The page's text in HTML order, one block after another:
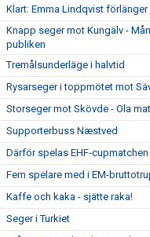
Klart: Emma Lindqvist förlänger
Knapp seger mot Kungälv -
publiken
Tremålsunderläge i halvtid
Rysarseger i toppmötet mot
Storseger mot Skövde - Ola
Supporterbuss Næstved
Därför spelas EHF-cupmatchen
Fem spelare med i EM-
Kaffe och kaka - sjätte raka!
Seger i Turkiet